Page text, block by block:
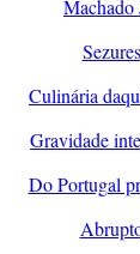
Machado
Sezures
Culinária
Gravidade
Do Portugal